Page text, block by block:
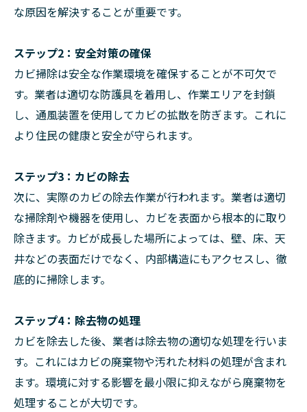
な原因を解決することが重要です。
ステップ2：安全対策の確保
カビ掃除は安全な作業環境を確保することが不可欠で
す。業者は適切な防護具を着用し、作業エリアを封鎖
し、通風装置を使用してカビの拡散を防ぎます。これに
より住民の健康と安全が守られます。
ステップ3：カビの除去
次に、実際のカビの除去作業が行われます。業者は適切
な掃除剤や機器を使用し、カビを表面から根本的に取り
除きます。カビが成長した場所によっては、壁、床、天
井などの表面だけでなく、内部構造にもアクセスし、徹
底的に掃除します。
ステップ4：除去物の処理
カビを除去した後、業者は除去物の適切な処理を行いま
す。これにはカビの廃棄物や汚れた材料の処理が含まれ
ます。環境に対する影響を最小限に抑えながら廃棄物を
処理することが大切です。